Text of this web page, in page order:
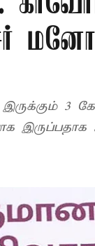
இருக்கும் 3